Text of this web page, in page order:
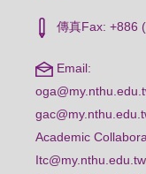
傳真Fax: +886
Email:
Academic